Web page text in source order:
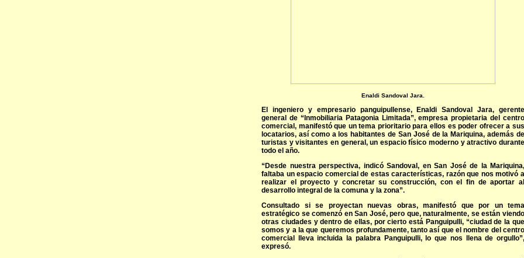
Enaldi Sandoval Jara.
El ingeniero y empresario panguipullense, Enaldi Sandoval Jara, gerente
general de “Inmobiliaria Patagonia Limitada”, empresa propietaria del centro
comercial, manifestó que un tema prioritario para ellos es poder ofrecer a sus
locatarios, así como a los habitantes de San José de la Mariquina, además de
turistas y visitantes en general, un espacio físico moderno y atractivo durante
todo el año.
“Desde nuestra perspectiva, indicó Sandoval, en San José de la Mariquina,
faltaba un espacio comercial de estas características, razón que nos motivó a
realizar el proyecto y concretar su construcción, con el fin de aportar al
desarrollo integral de la comuna y la zona”.
Consultado si se proyectan nuevas obras, manifestó que por un tema
estratégico se comenzó en San José, pero que, naturalmente, se están viendo
otras ciudades y dentro de ellas, por cierto está Panguipulli, “ciudad de la que
somos y a la que queremos profundamente, tanto así que el nombre del centro
comercial lleva incluida la palabra Panguipulli, lo que nos llena de orgullo”,
expresó.